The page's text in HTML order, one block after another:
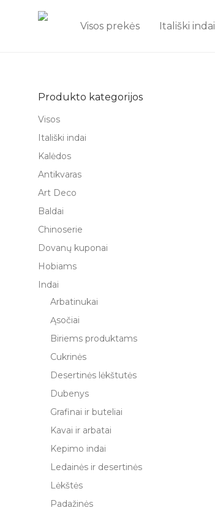
Visos prekės Itališki indai
Produkto kategorijos
Visos
Itališki indai
Kalėdos
Antikvaras
Art Deco
Baldai
Chinoserie
Dovanų kuponai
Hobiams
Indai
Arbatinukai
Ąsočiai
Biriems produktams
Cukrinės
Desertinės lėkštutės
Dubenys
Grafinai ir buteliai
Kavai ir arbatai
Kepimo indai
Ledainės ir desertinės
Lėkštės
Padažinės